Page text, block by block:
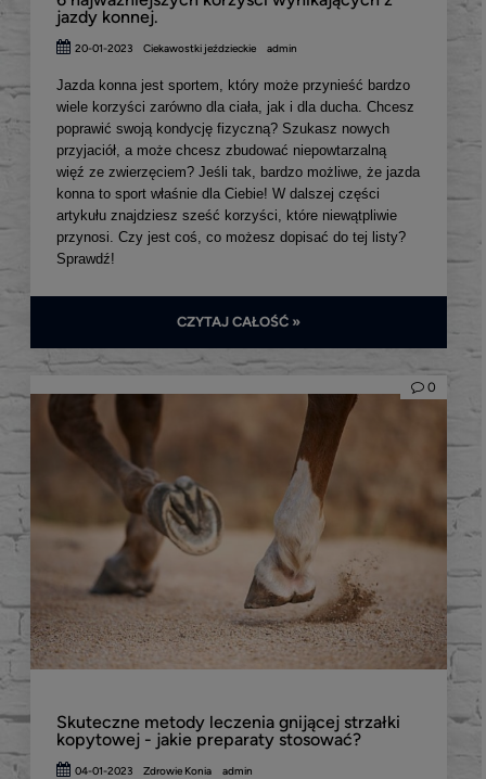
jazdy konnej.
20-01-2023 Ciekawostki jeździeckie admin
Jazda konna jest sportem, który może przynieść bardzo
wiele korzyści zarówno dla ciała, jak i dla ducha. Chcesz
poprawić swoją kondycję fizyczną? Szukasz nowych
przyjaciół, a może chcesz zbudować niepowtarzalną
więź ze zwierzęciem? Jeśli tak, bardzo możliwe, że jazda
konna to sport właśnie dla Ciebie! W dalszej części
artykułu znajdziesz sześć korzyści, które niewątpliwie
przynosi. Czy jest coś, co możesz dopisać do tej listy?
Sprawdź!
CZYTAJ CAŁOŚĆ »
Skuteczne metody leczenia gnijącej strzałki
kopytowej - jakie preparaty stosować?
0
04-01-2023 Zdrowie Konia admin